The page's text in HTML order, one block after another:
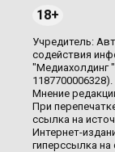
18+
Учредитель:
содействия
"Медиахолдинг
1187700006328).
Мнение
При
ссылка на
Интернет-
гиперссылка на